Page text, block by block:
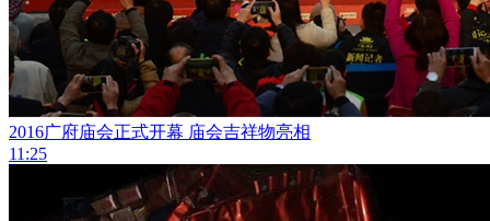
2016广府庙会正式开幕 庙会吉祥物亮相
11:25